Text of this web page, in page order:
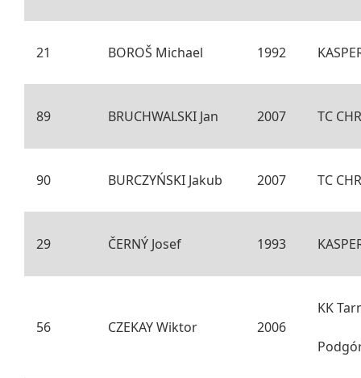
21 BOROŠ Michael 1992
89 BRUCHWALSKI Jan 2007 TC
90 BURCZYŃSKI Jakub 2007 TC
29 ČERNÝ Josef 1993
56 CZEKAY Wiktor 2006
KK